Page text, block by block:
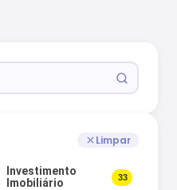
Limpar
Investimento
Imobiliário
33